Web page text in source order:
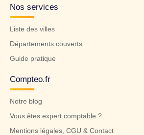
Nos services
Liste des villes
Départements couverts
Guide pratique
Compteo.fr
Notre blog
Vous êtes expert comptable ?
Mentions légales, CGU & Contact